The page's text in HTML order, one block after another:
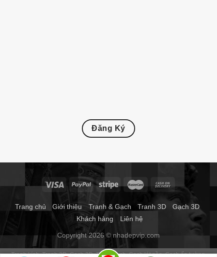
Đăng Ký
Trang chủ Giới thiệu Tranh & Gạch Tranh 3D
Gạch 3D
Khách hàng
Liên hệ
Copyright 2026 © nhadepvip.com
Tranh kính Tranh 3D Gạch 3D Tranh gạch Gạch lát nền Gạch ốp tường